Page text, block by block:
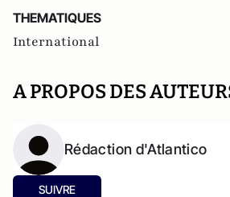
THEMATIQUES
International
A PROPOS DES
Rédaction d'Atlantico
SUIVRE